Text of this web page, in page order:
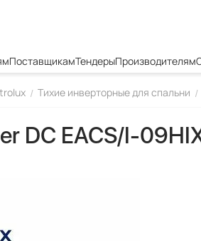
ПоставщикамТендерыПроизводителям
/ Тихие инверторные для спальни /
DC EACS/I-